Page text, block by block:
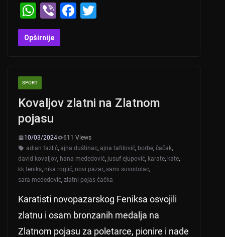
W
h
at
A
p
p
Vi
b
er
F
o
Opširnije
SPORT
Kovaljov zlatni na Zlatnom
pojasu
10/03/2024
611 Views
adian fazlić, ajna duštinac, ajna tafilović, borbe, čačak,
david kovaljov, hana međedović, jusuf ejupović, karate, kate,
kk feniks, nika roglić, novi pazar, sami suvodolac,
sara međedović, zlatni pojas čačka
Karatisti novopazarskog Feniksa osvojili
zlatnu i osam bronzanih medalja na
Zlatnom pojasu za poletarce, pionire i nade